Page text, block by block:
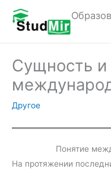
Перейти
содержимому
Сущность и
Другое
Понятие
На протяжении